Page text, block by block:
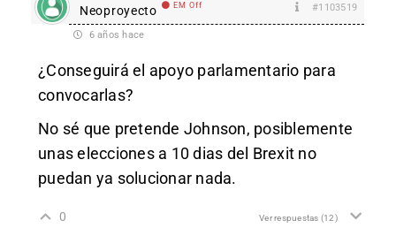
Neoproyecto EM Off #1103519
6 años hace
¿Conseguirá el apoyo parlamentario para
convocarlas?
No sé que pretende Johnson, posiblemente
unas elecciones a 10 dias del Brexit no
puedan ya solucionar nada.
0 Ver respuestas (12)